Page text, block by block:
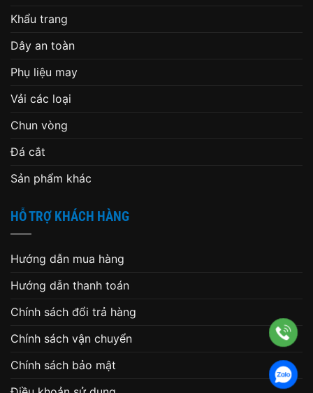
Khẩu trang
Dây an toàn
Phụ liệu may
Vải các loại
Chun vòng
Đá cắt
Sản phẩm khác
HỖ TRỢ KHÁCH HÀNG
Hướng dẫn mua hàng
Hướng dẫn thanh toán
Chính sách đổi trả hàng
Chính sách vận chuyển
Chính sách bảo mật